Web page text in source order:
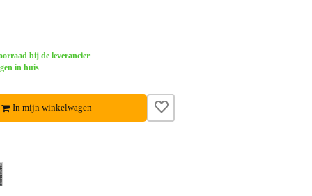
bij de leverancier
in huis
In mijn winkelwagen